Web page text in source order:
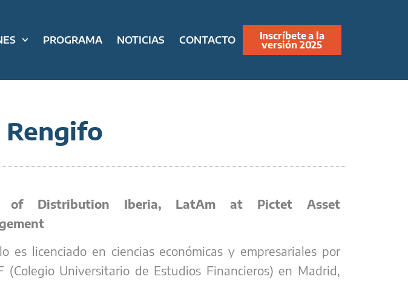
PROGRAMA NOTICIAS CONTACTO Inscríbete a la
versión 2025
Rengifo
of Distribution Iberia, LatAm at Pictet Asset
es licenciado en ciencias económicas y empresariales por
(Colegio Universitario de Estudios Financieros) en Madrid,